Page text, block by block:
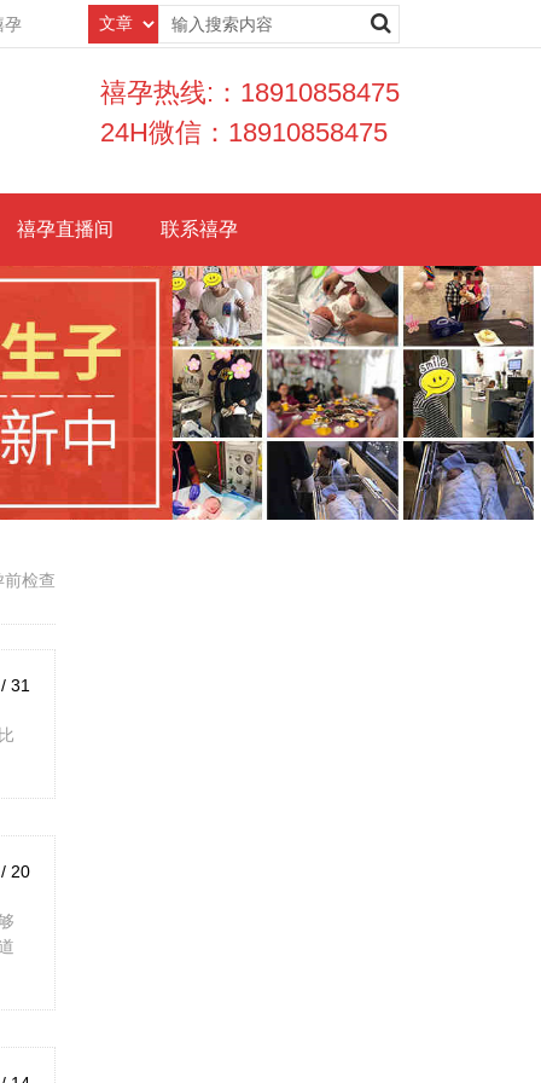
孕
禧孕热线:：18910858475
24H微信：18910858475
禧孕直播间 联系禧孕
前检查
31
20